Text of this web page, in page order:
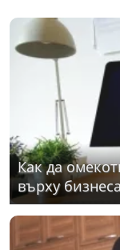
Как да
върху